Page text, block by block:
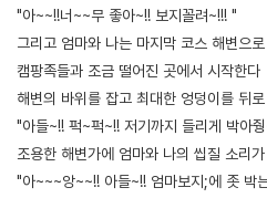
"아~~!!너~~무 좋아~!! 보지꼴려~!!! "
그리고 엄마와 나는 마지막 코스 해변으
캠팡족들과 조금 떨어진 곳에서 시작한다
해변의 바위를 잡고 최대한 엉덩이를 뒤
"아들~!! 퍽~퍽~!! 저기까지 들리게 박아
조용한 해변가에 엄마와 나의 씹질 소리
"아~~~앙~~!! 아들~!! 엄마보지;에 좃 박